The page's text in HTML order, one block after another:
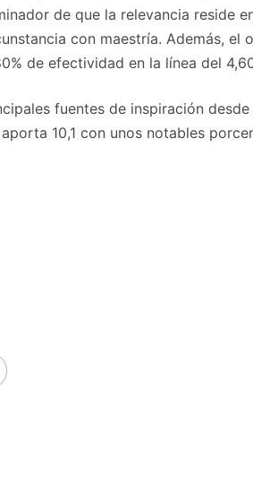
de que la relevancia
con maestría. Además,
de efectividad en la línea del
fuentes de inspiración
10,1 con unos notables